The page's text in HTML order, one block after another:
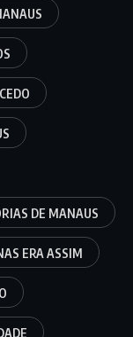
DE MANAUS
ERA ASSIM